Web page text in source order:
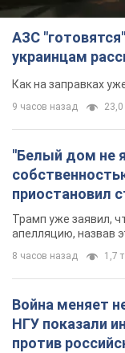
АЗС
украинцам
Как на заправках
9 часов назад 23,0
"Белый дом не
приостановил
бального зала
долларов
Трамп уже заявил,
апелляцию, назвав
8 часов назад 1,7 т.
Война меняет
НГУ показали
против